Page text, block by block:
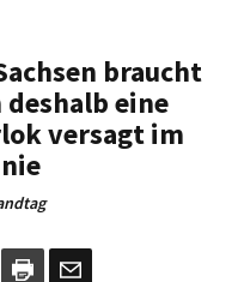
braucht
eine
versagt im